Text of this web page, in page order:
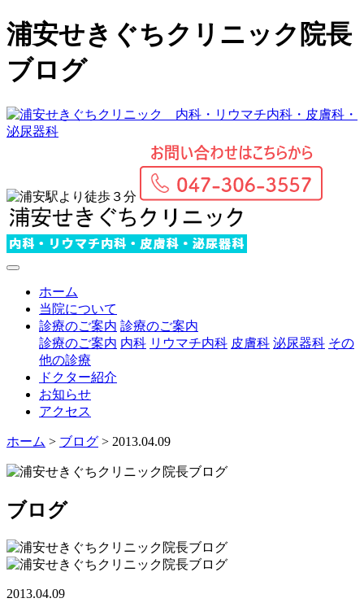
浦安せきぐちクリニック院長
ブログ
ホーム
当院について
診療のご案内 診療のご案内
診療のご案内 内科 リウマチ内科 皮膚科 泌尿器科 その
他の診療
ドクター紹介
お知らせ
アクセス
ホーム > ブログ > 2013.04.09
ブログ
2013.04.09